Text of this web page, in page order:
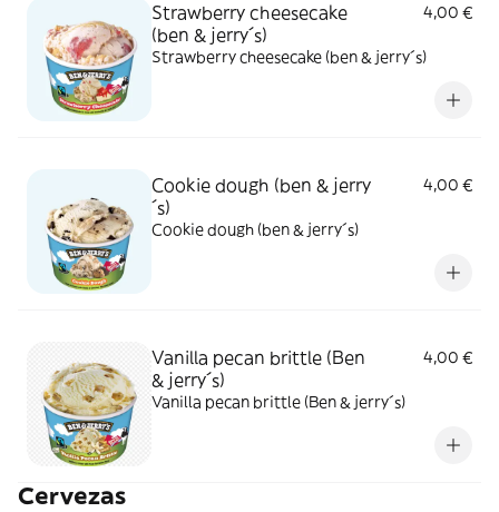
Strawberry cheesecake
(ben & jerry´s)
4,00 €
Strawberry cheesecake (ben & jerry´s)
Cookie dough (ben & jerry
´s)
4,00 €
Cookie dough (ben & jerry´s)
Vanilla pecan brittle (Ben
& jerry´s)
4,00 €
Vanilla pecan brittle (Ben & jerry´s)
Cervezas